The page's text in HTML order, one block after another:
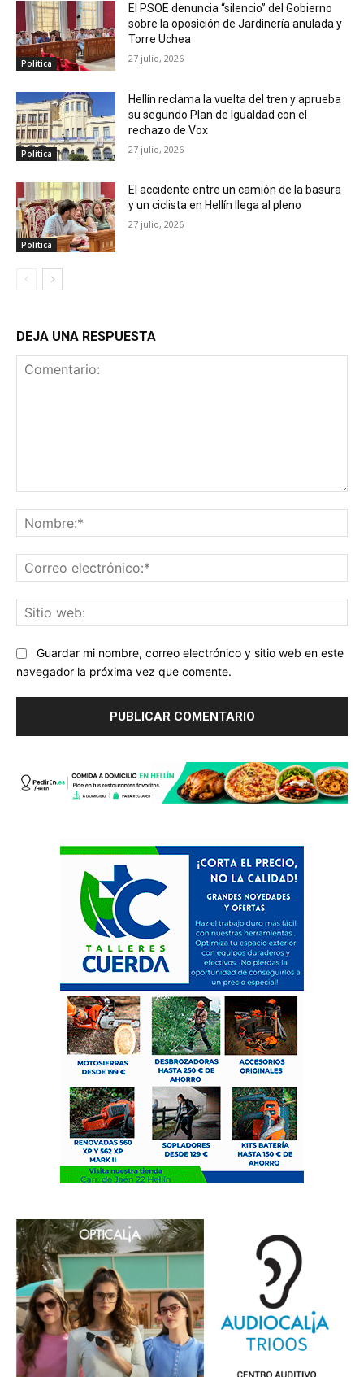
Política
El PSOE denuncia “silencio” del Gobierno
sobre la oposición de Jardinería anulada y
Torre Uchea
27 julio, 2026
Política
Hellín reclama la vuelta del tren y aprueba
su segundo Plan de Igualdad con el
rechazo de Vox
27 julio, 2026
Política
El accidente entre un camión de la basura
y un ciclista en Hellín llega al pleno
27 julio, 2026
DEJA UNA RESPUESTA
Guardar mi nombre, correo electrónico y sitio web en este
navegador la próxima vez que comente.